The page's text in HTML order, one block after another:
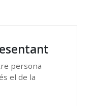
persona
el de la